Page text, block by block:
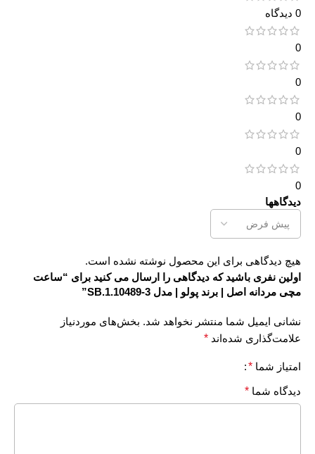
0 دیدگاه
0
0
0
0
0
دیدگاهها
هیچ دیدگاهی برای این محصول نوشته نشده است.
اولین نفری باشید که دیدگاهی را ارسال می کنید برای “ساعت
مچی مردانه اصل | برند پولو | مدل SB.1.10489-3”
نشانی ایمیل شما منتشر نخواهد شد. بخش‌های موردنیاز
علامت‌گذاری شده‌اند *
امتیاز شما *
دیدگاه شما *